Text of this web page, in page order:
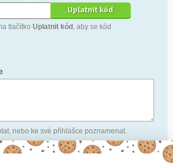
tlačítko Uplatnit kód , aby se kód
nebo ke své přihlášce poznamenat.
– odesláním přihlášky se automaticky